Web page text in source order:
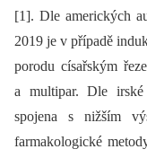
[1]. Dle amerických
2019 je v případě
porodu císařským
a multipar. Dle
spojena s nižším
farmakologické